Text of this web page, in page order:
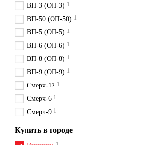
ВП-3 (ОП-3) 1
ВП-50 (ОП-50) 1
ВП-5 (ОП-5) 1
ВП-6 (ОП-6) 1
ВП-8 (ОП-8) 1
ВП-9 (ОП-9) 1
Смерч-12 1
Смерч-6 1
Смерч-9 1
Купить в городе